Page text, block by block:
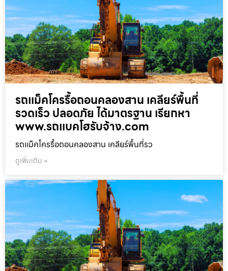
รถแม็คโครรื้อถอนคลองสาน เคลียร์พื้นที่
รวดเร็ว ปลอดภัย ได้มาตรฐาน เรียกหา
www.รถแบคโฮรับจ้าง.com
รถแม็คโครรื้อถอนคลองสาน เคลียร์พื้นที่รว
ดูเพิ่มเติม »